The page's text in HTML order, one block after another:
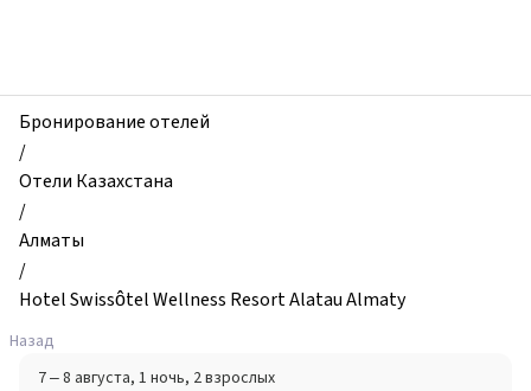
Hotel
Swissôtel
Wellness
Resort
Alatau
Almaty,
Алматы,
Казахстан
Бронирование отелей
/
Отели Казахстана
/
Алматы
/
Hotel Swissôtel Wellness Resort Alatau Almaty
Назад
7 – 8 августа, 1 ночь, 2 взрослых